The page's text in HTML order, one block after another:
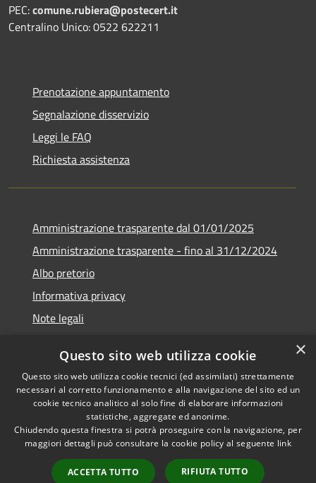
PEC:comune.rubiera@postecert.it
Centralino Unico: 0522 622211
Prenotazione appuntamento
Segnalazione disservizio
Leggi le FAQ
Richiesta assistenza
Amministrazione trasparente dal 01/01/2025
Amministrazione trasparente - fino al 31/12/2024
Albo pretorio
Informativa privacy
Note legali
Piano di miglioramento del sito
RSS
Accessibilità
Copyright © 2026 • Comune di
Rubiera • Powered by
Municipium•
Accesso
×
Questo sito web utilizza cookie
Questo sito web utilizza cookie tecnici (ed assimilati) strettamente
necessari al corretto funzionamento e alla navigazione del sito ed un
cookie tecnico analitico al solo fine di elaborare informazioni
statistiche, aggregate ed anonime.
Chiudendo questa finestra si potrà proseguire con la navigazione, per
maggiori dettagli può consultare la cookie policy al seguente link
ACCETTA TUTTO RIFIUTA TUTTO